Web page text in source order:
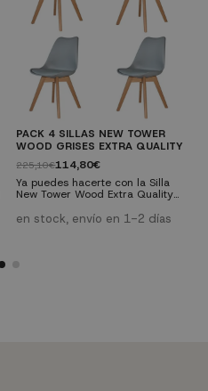
PACK 4 SILLAS NEW TOWER
WOOD GRISES EXTRA QUALITY
225,10€114,80€
Ya puedes hacerte con la Silla
New Tower Wood Extra Quality
modo, hacer que tu compra sea
más económica. Son perfectas si
en stock, envío en 1-2 días